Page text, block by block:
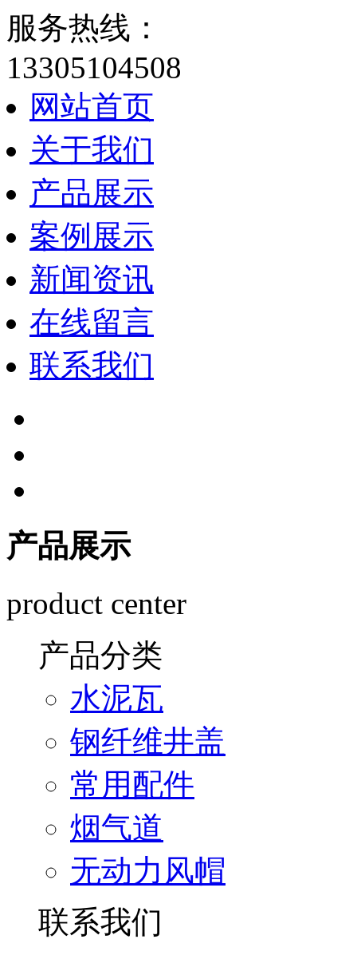
服务热线：
13305104508
网站首页
关于我们
产品展示
案例展示
新闻资讯
在线留言
联系我们
产品展示
product center
产品分类
水泥瓦
钢纤维井盖
常用配件
烟气道
无动力风帽
联系我们